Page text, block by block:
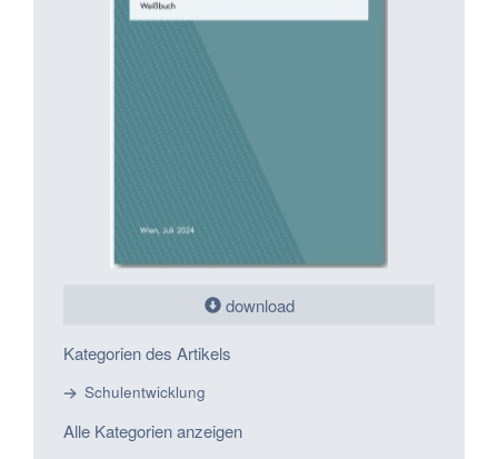
download
Kategorien des Artikels
Schulentwicklung
Alle Kategorien anzeigen